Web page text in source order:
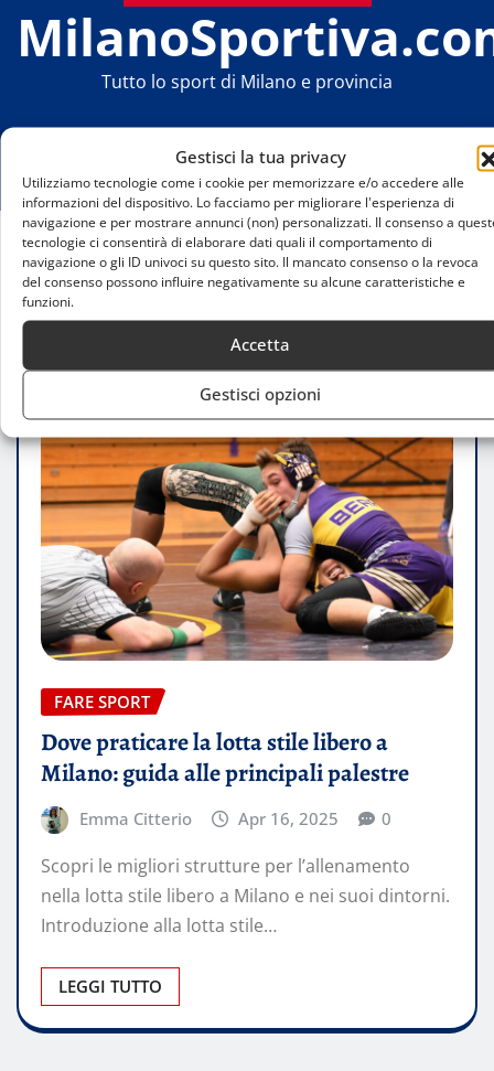
Gestisci la tua privacy
Utilizziamo tecnologie come i cookie per memorizzare e/o accedere alle
informazioni del dispositivo. Lo facciamo per migliorare l'esperienza di
navigazione e per mostrare annunci (non) personalizzati. Il consenso a
tecnologie ci consentirà di elaborare dati quali il comportamento di
navigazione o gli ID univoci su questo sito. Il mancato consenso o la revoca
del consenso possono influire negativamente su alcune caratteristiche e
funzioni.
Accetta
Gestisci opzioni
Tutto lo sport di Milano e provincia
Home
Dove praticare la lotta stile libero a Milano: guida
alle principali palestre
FARE SPORT
Dove praticare la lotta stile libero a
Milano: guida alle principali palestre
Emma Citterio Apr 16, 2025 0
Scopri le migliori strutture per l’allenamento
nella lotta stile libero a Milano e nei suoi dintorni.
Introduzione alla lotta stile…
LEGGI TUTTO